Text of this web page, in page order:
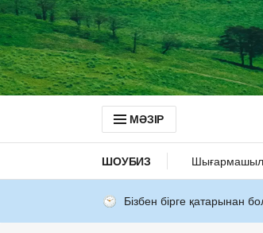
МӘЗІР
ШОУБИЗ
Бізбен бірге қатарынан